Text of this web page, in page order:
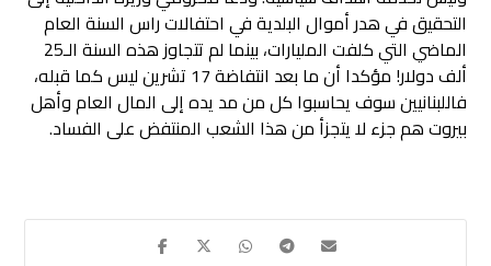
التحقيق في هدر أموال البلدية في احتفالات راس السنة العام
الماضي التي كلفت المليارات، بينما لم تتجاوز هذه السنة الـ25
ألف دولار! مؤكدا أن ما بعد انتفاضة 17 تشرين ليس كما قبله،
فاللبنانيين سوف يحاسبوا كل من مد يده إلى المال العام وأهل
بيروت هم جزء لا يتجزأ من هذا الشعب المنتفض على الفساد.